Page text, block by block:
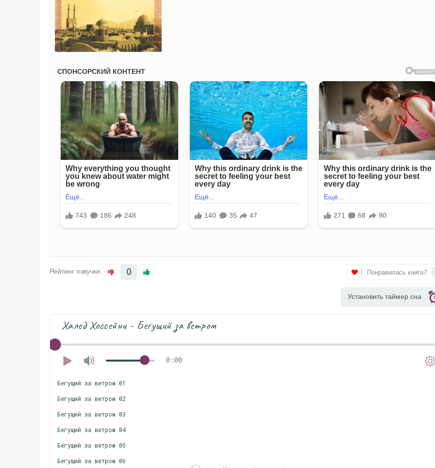
Рейтинг озвучки: 0 Понравилась книга?
Установить таймер сна
Халед Хоссейни - Бегущий за ветром
0:00
Бегущий за ветром 01
Бегущий за ветром 02
Бегущий за ветром 03
Бегущий за ветром 04
Бегущий за ветром 05
Бегущий за ветром 06